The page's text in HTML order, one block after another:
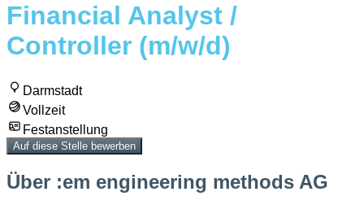
Financial Analyst /
Controller (m/w/d)
Darmstadt
Vollzeit
Festanstellung
Auf diese Stelle bewerben
Über :em engineering methods AG